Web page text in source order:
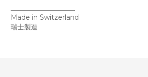
Made in Switzerland
瑞士製造